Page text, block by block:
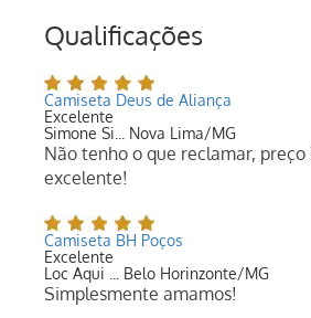
Qualificações
Camiseta Deus de Aliança
Excelente
Simone Si... Nova Lima/MG
Não tenho o que reclamar,
excelente!
Camiseta BH Poços
Excelente
Loc Aqui ... Belo Horinzonte/MG
Simplesmente amamos!